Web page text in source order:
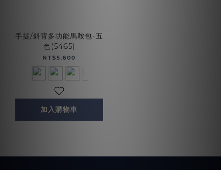
手提/斜背多功能馬鞍包-五
色(5465)
NT$5,600
加入購物車